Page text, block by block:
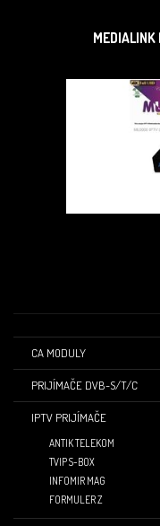
CA MODULY
PRIJÍMAČE DVB-S/T/C
IPTV PRIJÍMAČE
ANTIK TELEKOM
TVIP S-BOX
INFOMIR MAG
FORMULER Z